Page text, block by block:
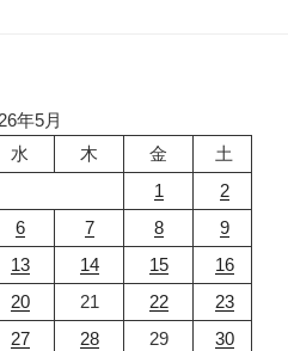
年5月
水 木 金
土
1
2
6 7 8
9
13 14 15
16
20 21 22
23
27 28 29
30